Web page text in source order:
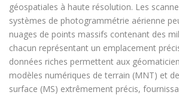
géospatiales à haute résolution. Les
systèmes de photogrammétrie aérienne
nuages de points massifs contenant des
chacun représentant un emplacement
données riches permettent aux
modèles numériques de terrain (MNT) et
surface (MS) extrêmement précis,